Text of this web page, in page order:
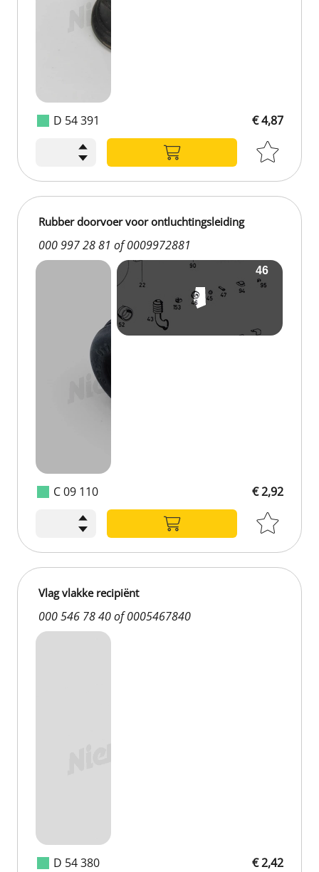
D 54 391 € 4,87
C 09 110
Rubber doorvoer voor ontluchtingsleiding
000 997 28 81 of 0009972881
€ 2,92
D 54 380
Vlag vlakke recipiënt
000 546 78 40 of 0005467840
€ 2,42